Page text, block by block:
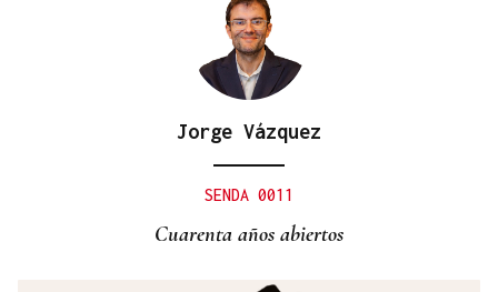
Estas son las medidas acordadas por la Xunta,
Jorge Vázquez
SENDA 0011
Cuarenta años abiertos